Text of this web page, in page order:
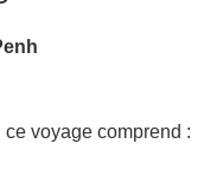
voyage comprend :